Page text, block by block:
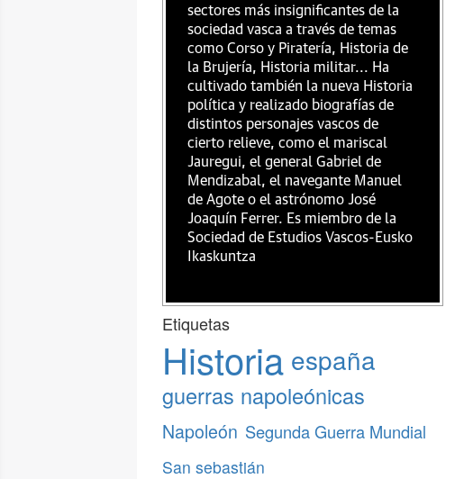
sectores más insignificantes de la
sociedad vasca a través de temas
como Corso y Piratería, Historia de
la Brujería, Historia militar... Ha
cultivado también la nueva Historia
política y realizado biografías de
distintos personajes vascos de
cierto relieve, como el mariscal
Jauregui, el general Gabriel de
Mendizabal, el navegante Manuel
de Agote o el astrónomo José
Joaquín Ferrer. Es miembro de la
Sociedad de Estudios Vascos-Eusko
Ikaskuntza
Etiquetas
Historia españa
guerras napoleónicas
Napoleón Segunda Guerra Mundial
San sebastián